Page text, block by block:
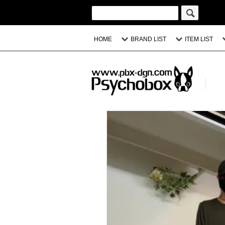
HOME BRAND LIST ITEM LIST